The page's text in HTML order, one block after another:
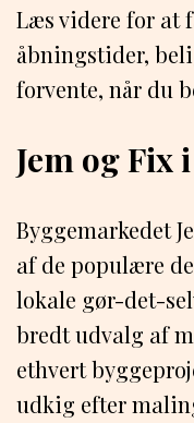
Læs videre for at
åbningstider,
forvente, når du
Jem og Fix
Byggemarkedet
af de populære
lokale gør-det-
bredt udvalg af
ethvert
udkig efter